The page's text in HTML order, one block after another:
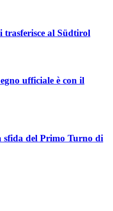
trasferisce al Südtirol
ufficiale è con il
sfida del Primo Turno di